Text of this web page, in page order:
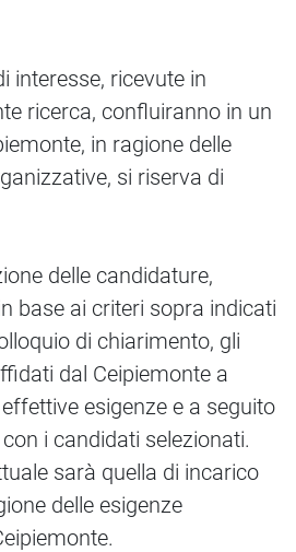
interesse, ricevute in
ricerca, confluiranno in un
in ragione delle
si riserva di
delle candidature,
base ai criteri sopra indicati
di chiarimento, gli
dal Ceipiemonte a
esigenze e a seguito
i candidati selezionati.
sarà quella di incarico
delle esigenze